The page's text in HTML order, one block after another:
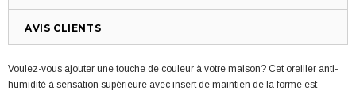
AVIS CLIENTS
Voulez-vous ajouter une touche de couleur à votre maison? Cet oreiller anti-
humidité à sensation supérieure avec insert de maintien de la forme est